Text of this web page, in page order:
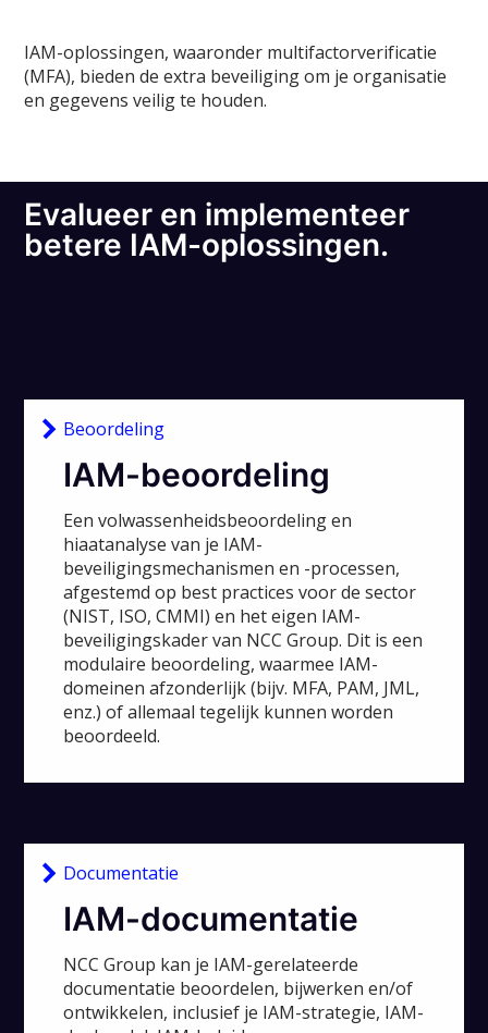
IAM-oplossingen, waaronder multifactorverificatie
(MFA), bieden de extra beveiliging om je organisatie
en gegevens veilig te houden.
Evalueer en implementeer
betere IAM-oplossingen.
Beoordeling
IAM-beoordeling
Een volwassenheidsbeoordeling en
hiaatanalyse van je IAM-
beveiligingsmechanismen en -processen,
afgestemd op best practices voor de sector
(NIST, ISO, CMMI) en het eigen IAM-
beveiligingskader van NCC Group. Dit is een
modulaire beoordeling, waarmee IAM-
domeinen afzonderlijk (bijv. MFA, PAM, JML,
enz.) of allemaal tegelijk kunnen worden
beoordeeld.
Documentatie
IAM-documentatie
NCC Group kan je IAM-gerelateerde
documentatie beoordelen, bijwerken en/of
ontwikkelen, inclusief je IAM-strategie, IAM-